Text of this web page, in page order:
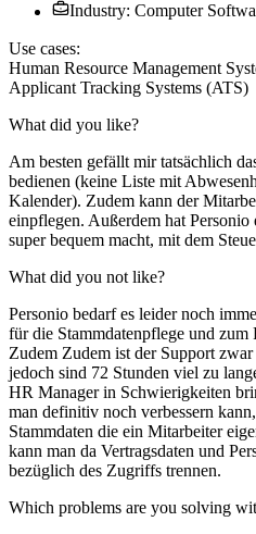
Industry: Computer
Use cases:
Human Resource Management
Applicant Tracking Systems (ATS)
What did you like?
Am besten gefällt mir tatsächlich
bedienen (keine Liste mit
Kalender). Zudem kann der
einpflegen. Außerdem hat
super bequem macht, mit dem
What did you not like?
Personio bedarf es leider noch
für die Stammdatenpflege und
Zudem Zudem ist der Support
jedoch sind 72 Stunden viel zu
HR Manager in Schwierigkeiten
man definitiv noch verbessern
Stammdaten die ein Mitarbeiter
kann man da Vertragsdaten und
bezüglich des Zugriffs trennen.
Which problems are you solving